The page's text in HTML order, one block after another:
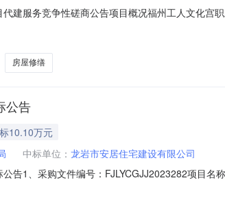
建服务竞争性磋商公告项目概况福州工人文化宫
采购方式：竞争性磋商预算金额：34.649000万
房屋修缮
公告
10.10万元
中标单位： 龙岩市安居住宅建设有限公司
告1、采购文件编号：FJLYCGJJ2023282项目
价的供应商均实质性响应竞价文件。成交供应商